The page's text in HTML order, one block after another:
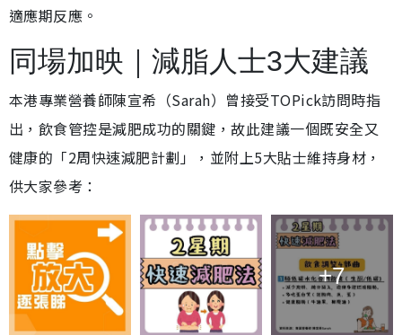
適應期反應。
同場加映｜減脂人士3大建議
本港專業營養師陳宣希（Sarah）曾接受TOPick訪問時指
出，飲食管控是減肥成功的關鍵，故此建議一個既安全又
健康的「2周快速減肥計劃」，並附上5大貼士維持身材，
供大家參考：
+7